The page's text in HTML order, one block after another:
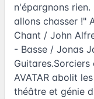
n'épargnons
allons chasser !"
Chant / John
- Basse / Jonas
AVATAR abolit
théâtre et génie